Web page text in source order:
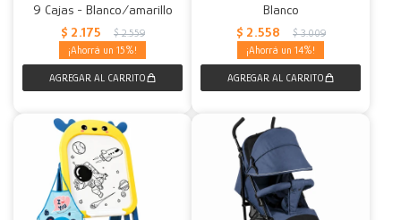
9 Cajas - Blanco/amarillo
$ 2.175 $ 2.559
15
Blanco
$ 2.558 $ 3.009
14